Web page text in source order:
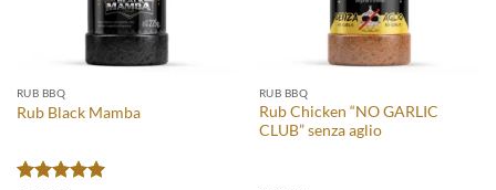
del
prodotto
RUB BBQ
Rub Black Mamba
RUB BBQ
Rub Chicken “NO GARLIC
CLUB” senza aglio